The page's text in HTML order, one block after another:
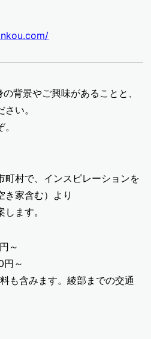
背景やご興味があることと、
い。
村で、インスピレーションを
き家含む）より
ます。
～
～
も含みます。綾部までの交通